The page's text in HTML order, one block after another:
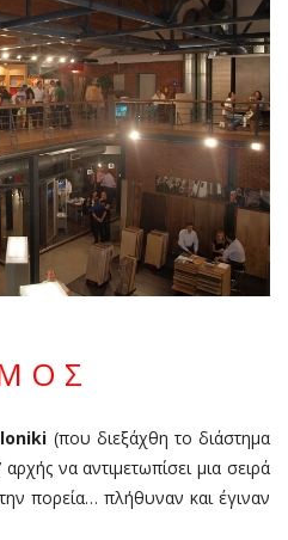
Ο Σ
(που διεξάχθη το διάστημα
να αντιμετωπίσει μια σειρά
πορεία… πλήθυναν και έγιναν